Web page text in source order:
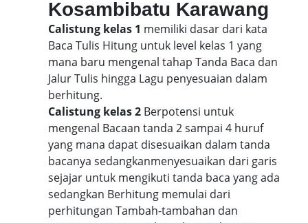
Kosambibatu Karawang
Calistung kelas 1 memiliki dasar dari kata
Baca Tulis Hitung untuk level kelas 1 yang
mana baru mengenal tahap Tanda Baca dan
Jalur Tulis hingga Lagu penyesuaian dalam
berhitung.
Calistung kelas 2 Berpotensi untuk
mengenal Bacaan tanda 2 sampai 4 huruf
yang mana dapat disesuaikan dalam tanda
bacanya sedangkanmenyesuaikan dari garis
sejajar untuk mengikuti tanda baca yang ada
sedangkan Berhitung memulai dari
perhitungan Tambah-tambahan dan